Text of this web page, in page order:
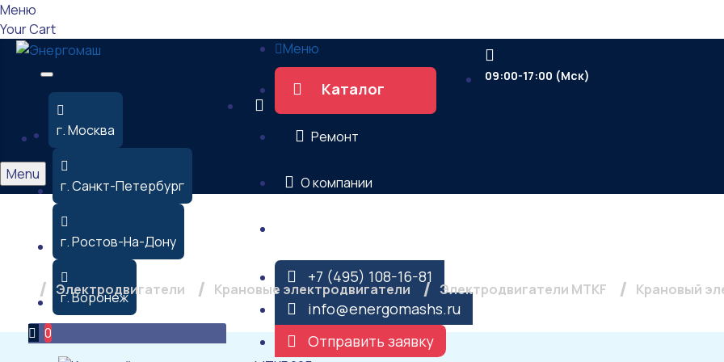
Меню
Your Cart
г. Москва
г. Санкт-Петербург
г. Ростов-На-Дону
г. Воронеж
0
Меню
Каталог
Ремонт
О компании
+7 (495) 108-16-81
info@energomashs.ru
Отправить заявку
09:00-17:00 (Мск)
Menu
Крановый электродвигатель MTKF 225
Электродвигатели Крановые электродвигатели Электродвигатели MTKF Крановый